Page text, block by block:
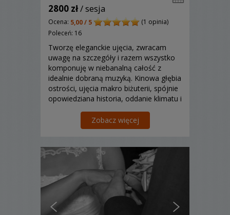
2800 zł/ sesja
Ocena: 5,00 / 5
(1 opinia)
Poleceń: 16
Tworzę eleganckie ujęcia, zwracam
uwagę na szczegóły i razem wszystko
komponuję w niebanalną całość z
idealnie dobraną muzyką. Kinowa głębia
ostrości, ujęcia makro biżuterii, spójnie
opowiedziana historia, oddanie klimatu i
wszystko odnajdziecie w moich filmach.
Zobacz więcej